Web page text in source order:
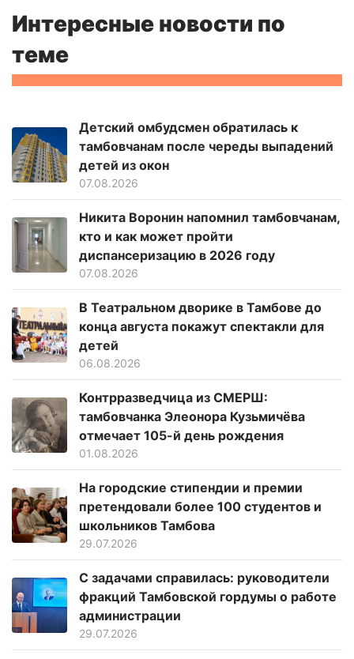
Интересные новости по
теме
Детский омбудсмен обратилась к
тамбовчанам после череды выпадений
детей из окон
07.08.2026
Никита Воронин напомнил тамбовчанам,
кто и как может пройти
диспансеризацию в 2026 году
07.08.2026
В Театральном дворике в Тамбове до
конца августа покажут спектакли для
детей
06.08.2026
Контрразведчица из СМЕРШ:
тамбовчанка Элеонора Кузьмичёва
отмечает 105-й день рождения
01.08.2026
На городские стипендии и премии
претендовали более 100 студентов и
школьников Тамбова
29.07.2026
С задачами справилась: руководители
фракций Тамбовской гордумы о работе
администрации
29.07.2026